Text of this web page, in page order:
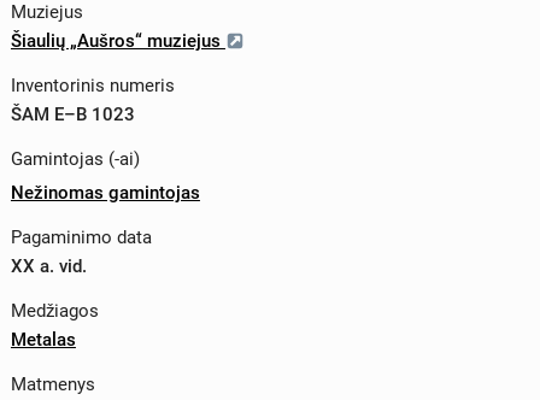
Muziejus
Šiaulių „Aušros“ muziejus
Inventorinis numeris
ŠAM E–B 1023
Gamintojas (-ai)
Nežinomas gamintojas
Pagaminimo data
XX a. vid.
Medžiagos
Metalas
Matmenys